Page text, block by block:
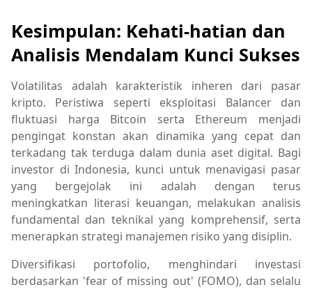
Kesimpulan: Kehati-hatian dan
Analisis Mendalam Kunci Sukses
Volatilitas adalah karakteristik inheren dari pasar
kripto. Peristiwa seperti eksploitasi Balancer dan
fluktuasi harga Bitcoin serta Ethereum menjadi
pengingat konstan akan dinamika yang cepat dan
terkadang tak terduga dalam dunia aset digital. Bagi
investor di Indonesia, kunci untuk menavigasi pasar
yang bergejolak ini adalah dengan terus
meningkatkan literasi keuangan, melakukan analisis
fundamental dan teknikal yang komprehensif, serta
menerapkan strategi manajemen risiko yang disiplin.
Diversifikasi portofolio, menghindari investasi
berdasarkan 'fear of missing out' (FOMO), dan selalu